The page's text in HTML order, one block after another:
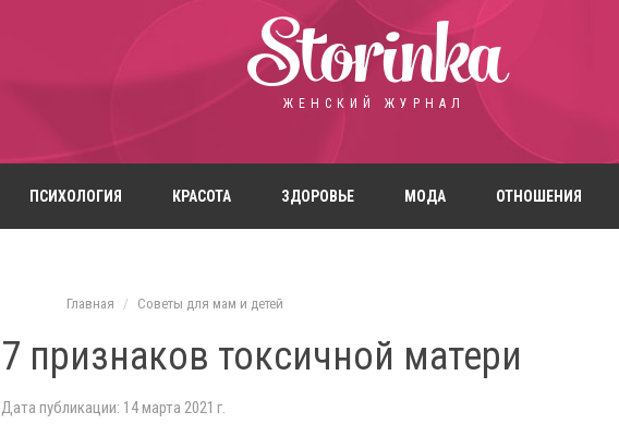
Storinka
ЖЕНСКИЙ ЖУРНАЛ
ПСИХОЛОГИЯ КРАСОТА ЗДОРОВЬЕ МОДА ОТНОШЕНИЯ
Главная Советы для мам и детей
7 признаков токсичной матери
Дата публикации: 14 марта 2021 г.